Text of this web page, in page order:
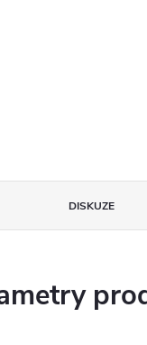
DISKUZE